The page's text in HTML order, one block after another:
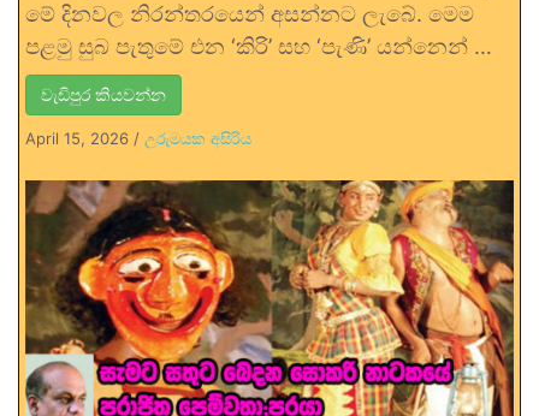
මේ දිනවල නිරන්තරයෙන් අසන්නට ලැබේ. මෙම
පළමු සුබ පැතුමේ එන ‘කිරි’ සහ ‘පැණි’ යන්නෙන් …
වැඩිපුර කියවන්න
April 15, 2026 / උරුමයක අසිරිය